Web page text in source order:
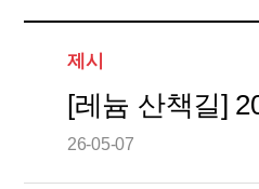
제시
[레늄 산책길]
26-05-07